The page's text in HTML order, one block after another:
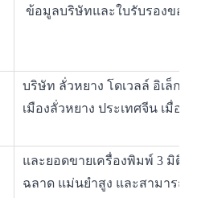
ข้อมูลบริษัทและใบรับรองของ
บริษัท ลั่วหยาง โดเวลล์ อิเล็ก
เมืองลั่วหยาง ประเทศจีน เมื่อปี
และยอดขายเครื่องพิมพ์ 3 มิติ
ฉลาด แม่นยำสูง และสามารถ